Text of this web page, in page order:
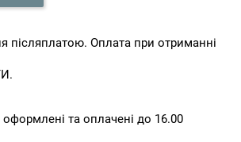
післяплатою. Оплата при отриманні
та оплачені до 16.00